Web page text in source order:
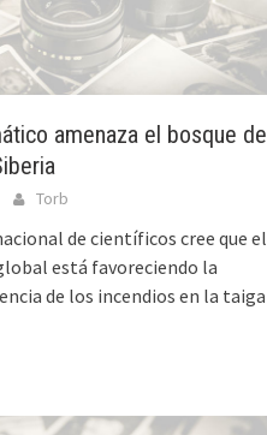
amenaza el bosque de
Torb
de científicos cree que el
está favoreciendo la
de los incendios en la taiga